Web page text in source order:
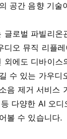
공간 음향 기술
글로벌 파빌리온
디오 뮤직 리플
외에도 디바이스
수 있는 가우디
음 제거 서비스
다양한 AI 오디
볼 수 있습니다.